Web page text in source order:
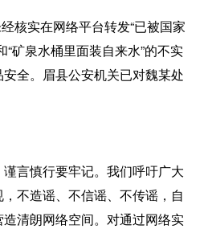
实在网络平台转发“已被国家
“矿泉水桶里面装自来水”的不实
全。眉县公安机关已对魏某处
言慎行要牢记。我们呼吁广大
不造谣、不信谣、不传谣，自
清朗网络空间。对通过网络实